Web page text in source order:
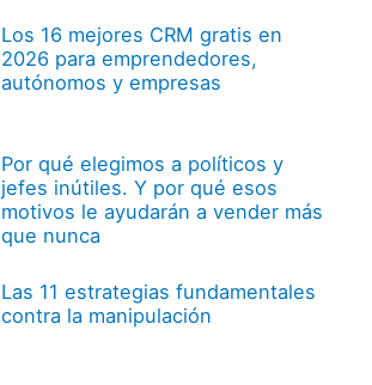
Los 16 mejores CRM gratis en
2026 para emprendedores,
autónomos y empresas
Por qué elegimos a políticos y
jefes inútiles. Y por qué esos
motivos le ayudarán a vender más
que nunca
Las 11 estrategias fundamentales
contra la manipulación